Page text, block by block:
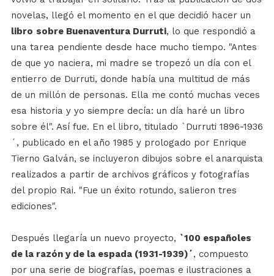
novelas, llegó el momento en el que decidió hacer un
libro sobre Buenaventura Durruti, lo que respondió a
una tarea pendiente desde hace mucho tiempo. "Antes
de que yo naciera, mi madre se tropezó un día con el
entierro de Durruti, donde había una multitud de más
de un millón de personas. Ella me contó muchas veces
esa historia y yo siempre decía: un día haré un libro
sobre él". Así fue. En el libro, titulado `Durruti 1896-1936
´, publicado en el año 1985 y prologado por Enrique
Tierno Galván, se incluyeron dibujos sobre el anarquista
realizados a partir de archivos gráficos y fotografías
del propio Rai. "Fue un éxito rotundo, salieron tres
ediciones".
Después llegaría un nuevo proyecto, `100 españoles
de la razón y de la espada (1931-1939)´, compuesto
por una serie de biografías, poemas e ilustraciones a